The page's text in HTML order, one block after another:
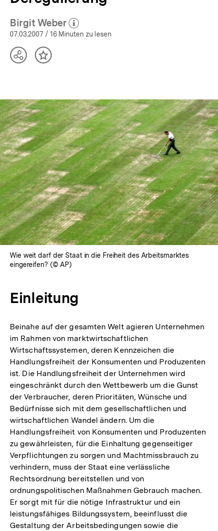
Birgit Weber
(Mehr zum Autor)
öffnen
07.03.2007 / 16 Minuten zu lesen
TeilenInhalt
Wie weit darf der Staat in die Freiheit des Arbeitsmarktes
eingereifen? (© AP)
Einleitung
Beinahe auf der gesamten Welt agieren Unternehmen
im Rahmen von marktwirtschaftlichen
Wirtschaftssystemen, deren Kennzeichen die
Handlungsfreiheit der Konsumenten und Produzenten
ist. Die Handlungsfreiheit der Unternehmen wird
eingeschränkt durch den Wettbewerb um die Gunst
der Verbraucher, deren Prioritäten, Wünsche und
Bedürfnisse sich mit dem gesellschaftlichen und
wirtschaftlichen Wandel ändern. Um die
Handlungsfreiheit von Konsumenten und Produzenten
zu gewährleisten, für die Einhaltung gegenseitiger
Verpflichtungen zu sorgen und Machtmissbrauch zu
verhindern, muss der Staat eine verlässliche
Rechtsordnung bereitstellen und von
ordnungspolitischen Maßnahmen Gebrauch machen.
Er sorgt mit für die nötige Infrastruktur und ein
leistungsfähiges Bildungssystem, beeinflusst die
Gestaltung der Arbeitsbedingungen sowie die